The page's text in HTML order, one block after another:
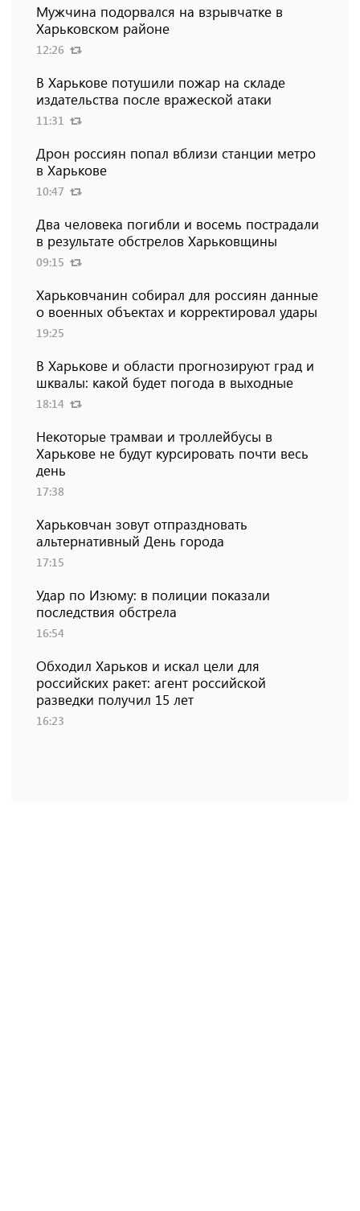
Мужчина подорвался на взрывчатке в
Харьковском районе
12:26
В Харькове потушили пожар на складе
издательства после вражеской атаки
11:31
Дрон россиян попал вблизи станции метро
в Харькове
10:47
Два человека погибли и восемь пострадали
в результате обстрелов Харьковщины
09:15
Харьковчанин собирал для россиян данные
о военных объектах и ​​корректировал удары
19:25
В Харькове и области прогнозируют град и
шквалы: какой будет погода в выходные
18:14
Некоторые трамваи и троллейбусы в
Харькове не будут курсировать почти весь
день
17:38
Харьковчан зовут отпраздновать
альтернативный День города
17:15
Удар по Изюму: в полиции показали
последствия обстрела
16:54
Обходил Харьков и искал цели для
российских ракет: агент российской
разведки получил 15 лет
16:23